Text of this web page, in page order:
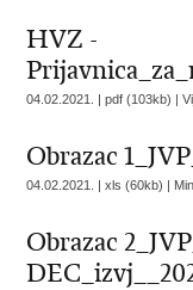
HVZ -
04.02.2021. | pdf (103kb) |
Obrazac
04.02.2021. | xls (60kb) |
Obrazac